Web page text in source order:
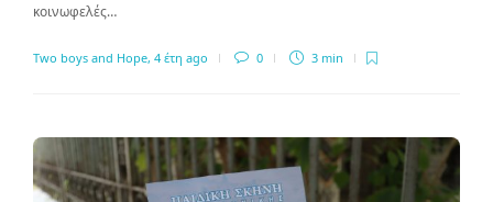
κοινωφελές…
Two boys and Hope, 4 έτη ago 0 3 min